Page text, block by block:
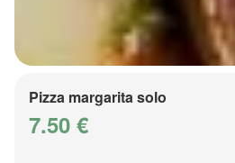
Pizza margarita solo
7.50 €